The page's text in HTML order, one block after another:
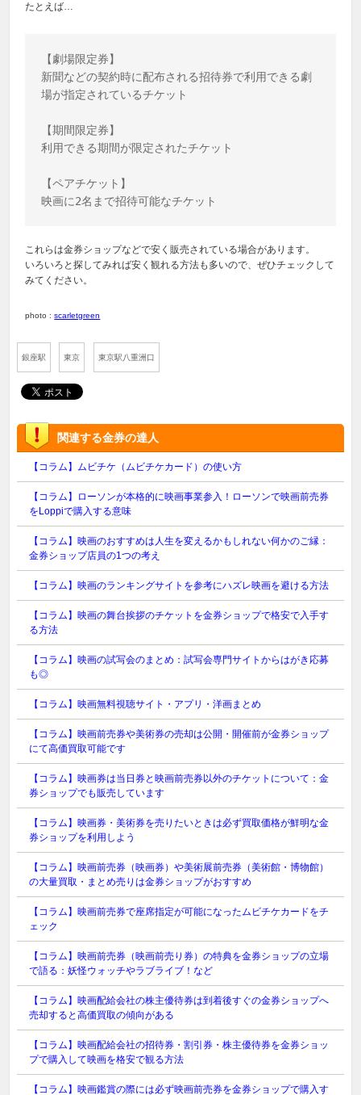
たとえば…
【劇場限定券】
新聞などの契約時に配布される招待券で利用できる劇
場が指定されているチケット
【期間限定券】
利用できる期間が限定されたチケット
【ペアチケット】
これらは金券ショップなどで安く販売されている場合があります。
いろいろと探してみれば安く観れる方法も多いので、ぜひチェックして
みてください。
photo :scarletgreen
銀座駅 東京 東京駅八重洲口
関連する金券の達人
【コラム】ムビチケ（ムビチケカード）の使い方
【コラム】ローソンが本格的に映画事業参入！ローソンで映画前売券
をLoppiで購入する意味
【コラム】映画のおすすめは人生を変えるかもしれない何かのご縁：
金券ショップ店員の1つの考え
【コラム】映画のランキングサイトを参考にハズレ映画を避ける方法
【コラム】映画の舞台挨拶のチケットを金券ショップで格安で入手す
る方法
【コラム】映画の試写会のまとめ：試写会専門サイトからはがき応募
も◎
【コラム】映画無料視聴サイト・アプリ・洋画まとめ
【コラム】映画前売券や美術券の売却は公開・開催前が金券ショップ
にて高価買取可能です
【コラム】映画券は当日券と映画前売券以外のチケットについて：金
券ショップでも販売しています
【コラム】映画券・美術券を売りたいときは必ず買取価格が鮮明な金
券ショップを利用しよう
【コラム】映画前売券（映画券）や美術展前売券（美術館・博物館）
の大量買取・まとめ売りは金券ショップがおすすめ
【コラム】映画前売券で座席指定が可能になったムビチケカードをチ
ェック
【コラム】映画前売券（映画前売り券）の特典を金券ショップの立場
で語る：妖怪ウォッチやラブライブ！など
【コラム】映画配給会社の株主優待券は到着後すぐの金券ショップへ
売却すると高価買取の傾向がある
【コラム】映画配給会社の招待券・割引券・株主優待券を金券ショッ
プで購入して映画を格安で観る方法
【コラム】映画鑑賞の際には必ず映画前売券を金券ショップで購入す